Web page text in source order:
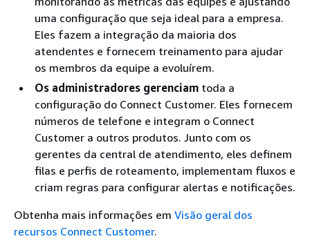
uma configuração que seja ideal para a empresa.
Eles fazem a integração da maioria dos
atendentes e fornecem treinamento para ajudar
os membros da equipe a evoluírem.
Os administradores gerenciam toda a
configuração do Connect Customer. Eles fornecem
números de telefone e integram o Connect
Customer a outros produtos. Junto com os
gerentes da central de atendimento, eles definem
filas e perfis de roteamento, implementam fluxos e
criam regras para configurar alertas e notificações.
Obtenha mais informações em Visão geral dos
recursos Connect Customer.